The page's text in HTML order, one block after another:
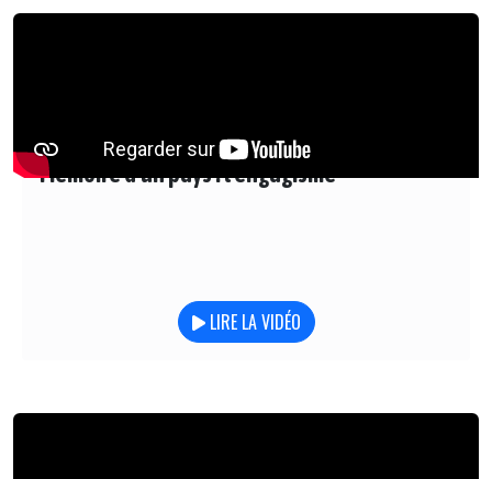
Mémoire d'un pays : l'engagisme
LIRE LA VIDÉO